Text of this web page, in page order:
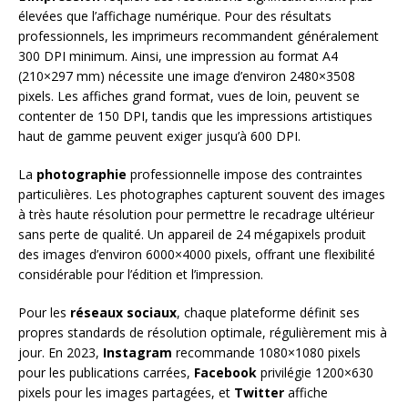
élevées que l’affichage numérique. Pour des résultats
professionnels, les imprimeurs recommandent généralement
300 DPI minimum. Ainsi, une impression au format A4
(210×297 mm) nécessite une image d’environ 2480×3508
pixels. Les affiches grand format, vues de loin, peuvent se
contenter de 150 DPI, tandis que les impressions artistiques
haut de gamme peuvent exiger jusqu’à 600 DPI.
La photographie professionnelle impose des contraintes
particulières. Les photographes capturent souvent des images
à très haute résolution pour permettre le recadrage ultérieur
sans perte de qualité. Un appareil de 24 mégapixels produit
des images d’environ 6000×4000 pixels, offrant une flexibilité
considérable pour l’édition et l’impression.
Pour les réseaux sociaux, chaque plateforme définit ses
propres standards de résolution optimale, régulièrement mis à
jour. En 2023, Instagram recommande 1080×1080 pixels
pour les publications carrées, Facebook privilégie 1200×630
pixels pour les images partagées, et Twitter affiche